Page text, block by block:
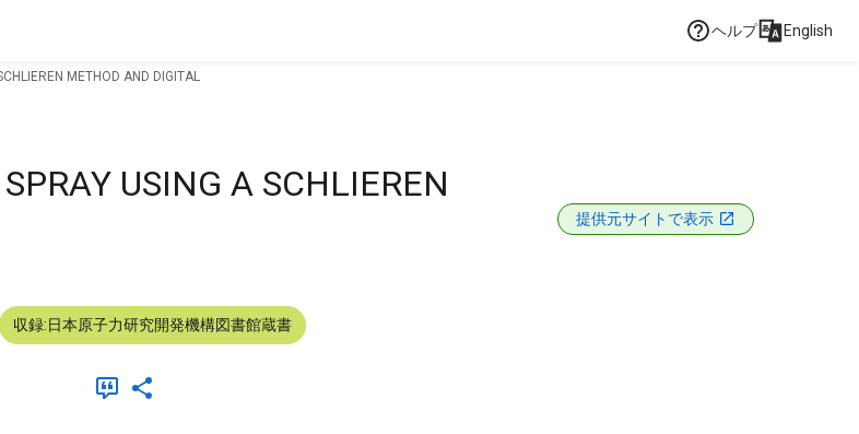
ヘルプ English
METHOD AND DIGITAL
USING A SCHLIEREN
提供元サイトで表示
収録:日本原子力研究開発機構図書館蔵書